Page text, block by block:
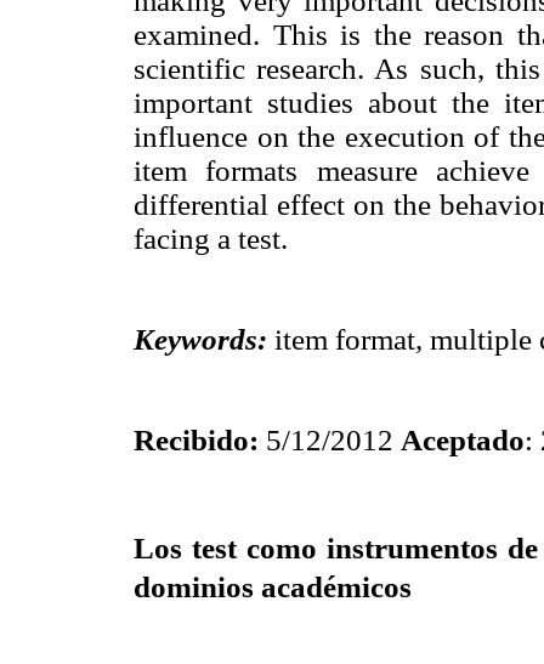
examined. This is the reason
scientific research. As such, this
important studies about the
influence on the execution of
item formats
measure
achieve
differential effect on the
facing a test.
Keywords: item format, multiple
Recibido: 5/12/2012 Aceptado:
Los test como instrumentos
dominios académicos